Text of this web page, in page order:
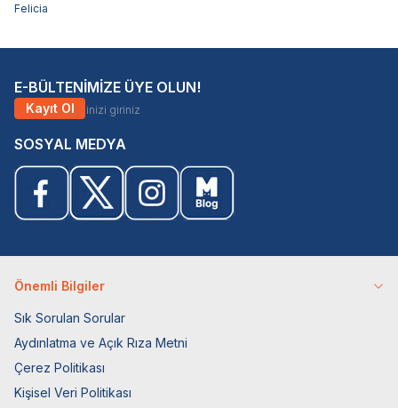
Felicia
E-BÜLTENİMİZE ÜYE OLUN!
Kayıt Ol
SOSYAL MEDYA
Önemli Bilgiler
Sık Sorulan Sorular
Aydınlatma ve Açık Rıza Metni
Çerez Politikası
Kişisel Veri Politikası